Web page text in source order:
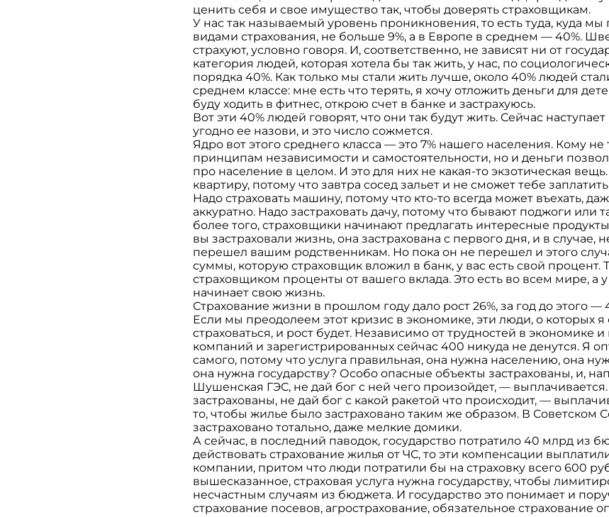
ценить себя и свое имущество так, чтобы доверять страховщикам.
У нас так называемый уровень проникновения, то есть туда, куда
видами страхования, не больше 9%, а в Европе в среднем — 40%.
страхуют, условно говоря. И, соответственно, не зависят ни от
категория людей, которая хотела бы так жить, у нас, по
порядка 40%. Как только мы стали жить лучше, около 40% людей
среднем классе: мне есть что терять, я хочу отложить деньги для
буду ходить в фитнес, открою счет в банке и застрахуюсь.
Вот эти 40% людей говорят, что они так будут жить. Сейчас
угодно ее назови, и это число сожмется.
Ядро вот этого среднего класса — это 7% нашего населения. Кому
принципам независимости и самостоятельности, но и деньги
про население в целом. И это для них не какая-то экзотическая
квартиру, потому что завтра сосед зальет и не сможет тебе
Надо страховать машину, потому что кто-то всегда может въехать,
аккуратно. Надо застраховать дачу, потому что бывают поджоги или
более того, страховщики начинают предлагать интересные
вы застраховали жизнь, она застрахована с первого дня, и в случае,
перешел вашим родственникам. Но пока он не перешел и этого
суммы, которую страховщик вложил в банк, у вас есть свой процент.
страховщиком проценты от вашего вклада. Это есть во всем мире, а у
начинает свою жизнь.
Страхование жизни в прошлом году дало рост 26%, за год до этого —
Если мы преодолеем этот кризис в экономике, эти люди, о которых я
страховаться, и рост будет. Независимо от трудностей в экономике
компаний и зарегистрированных сейчас 400 никуда не денутся. Я
самого, потому что услуга правильная, она нужна населению, она
она нужна государству? Особо опасные объекты застрахованы, и,
Шушенская ГЭС, не дай бог с ней чего произойдет, — выплачивается.
застрахованы, не дай бог с какой ракетой что происходит, —
то, чтобы жилье было застраховано таким же образом. В Советском
застраховано тотально, даже мелкие домики.
А сейчас, в последний паводок, государство потратило 40 млрд из
действовать страхование жилья от ЧС, то эти компенсации
компании, притом что люди потратили бы на страховку всего 600
вышесказанное, страховая услуга нужна государству, чтобы
несчастным случаям из бюджета. И государство это понимает и
страхование посевов, агрострахование, обязательное страхование